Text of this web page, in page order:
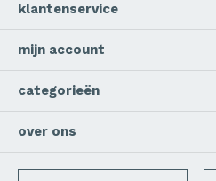
klantenservice
mijn account
categorieën
over ons